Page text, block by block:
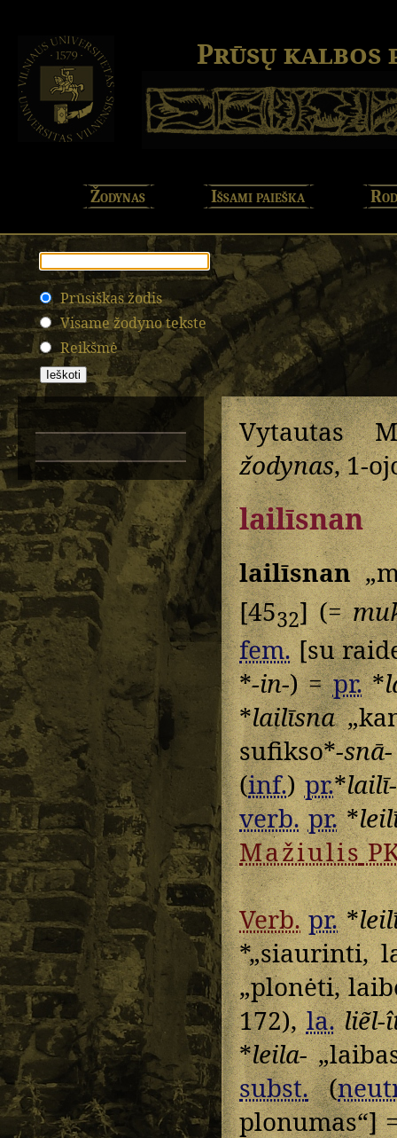
Prūsų kalbos
Žodynas Išsami paieška
Prūsiškas žodis
Visame žodyno tekste
Reikšmė
Vytautas
žodynas, 1-
lailīsnan
lailīsnan
[4532] (=
fem.[su
*-in-) =pr.*
*lailīsna
sufikso*-snā-
(inf.)pr.*
verb. pr.*
Mažiulis
Verb. pr.*
*„siaurinti,
„plonėti,
172),la. liẽl-
*leila-
subst.(
plonumas“]